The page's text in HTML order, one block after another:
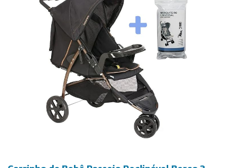
pulseira de segurança para manter o carrinho sob
controle e acompanha bomba de ar portátil para
calibragem dos pneus quando necessário.